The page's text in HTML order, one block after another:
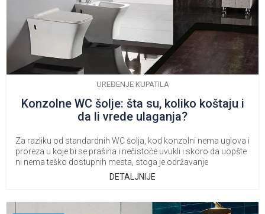
UREĐENJE KUPATILA
Konzolne WC šolje: šta su, koliko koštaju i
da li vrede ulaganja?
Za razliku od standardnih WC šolja, kod konzolni nema uglova i
proreza u koje bi se prašina i nečistoće uvukli i skoro da uopšte
ni nema teško dostupnih mesta, stoga je održavanje
DETALJNIJE